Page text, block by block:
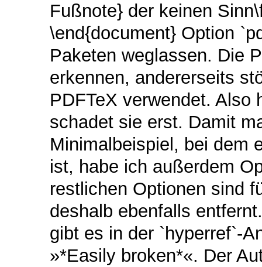
Fußnote} der keinen
\end{document} Option
Paketen weglassen. Die
erkennen, andererseits
PDFTeX verwendet.
schadet sie erst. Damit
Minimalbeispiel, bei dem
ist, habe ich außerdem
restlichen Optionen sind
deshalb ebenfalls
gibt es in der `hyperref`-
»*Easily broken*«. Der